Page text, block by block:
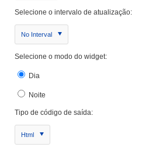
Selecione o intervalo de atualização:
No Interval
Selecione o modo do widget:
Dia
Noite
Tipo de código de saída:
Html